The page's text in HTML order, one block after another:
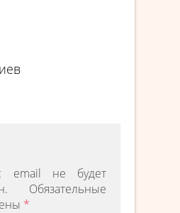
email не будет
Обязательные
*